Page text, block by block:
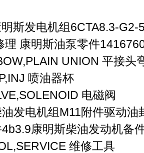
斯发电机组6CTA8.3-G2-
理 康明斯油泵零件
UNION 平接头
喷油器杯
电磁阀
发电机组M11附件驱动油
康明斯柴油发动机备
维修工具